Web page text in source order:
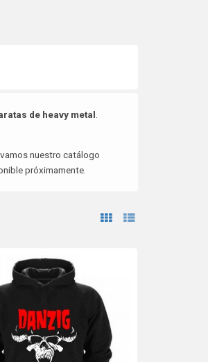
de heavy metal
nuestro catálogo
próximamente.